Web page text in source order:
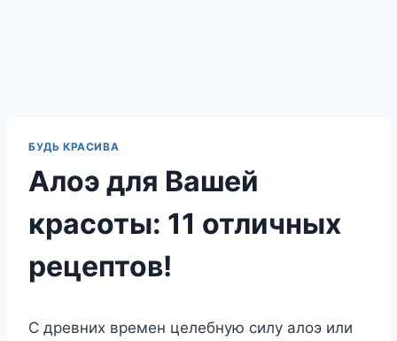
БУДЬ КРАСИВА
Алоэ для Вашей
красоты: 11 отличных
рецептов!
С древних времен целебную силу алоэ или